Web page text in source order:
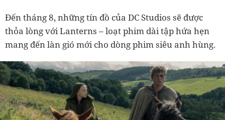
Đến tháng 8, những tín đồ của DC Studios sẽ được
thỏa lòng với Lanterns – loạt phim dài tập hứa hẹn
mang đến làn gió mới cho dòng phim siêu anh hùng.